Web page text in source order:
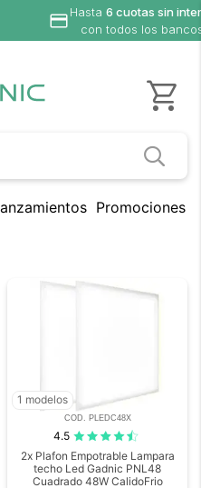
Hasta6 cuotas sin interés
con todos los bancos
Promociones
1 modelos
COD. PLEDC48X
4.5
2x Plafon Empotrable Lampara
techo Led Gadnic PNL48
Cuadrado 48W CalidoFrio